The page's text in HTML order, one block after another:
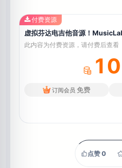
此内容为付费资源，请付费后查看
10
订阅会员 免费
付费资源
点赞0